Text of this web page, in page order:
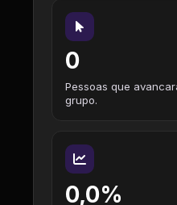
0
Pessoas que
grupo.
0,0%